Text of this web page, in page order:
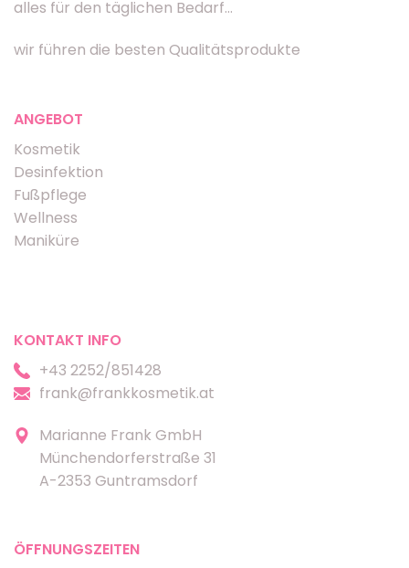
alles für den täglichen Bedarf...
wir führen die besten Qualitätsprodukte
ANGEBOT
Kosmetik
Desinfektion
Fußpflege
Wellness
Maniküre
KONTAKT INFO
+43 2252/851428
frank@frankkosmetik.at
Marianne Frank GmbH
Münchendorferstraße 31
A-2353 Guntramsdorf
ÖFFNUNGSZEITEN